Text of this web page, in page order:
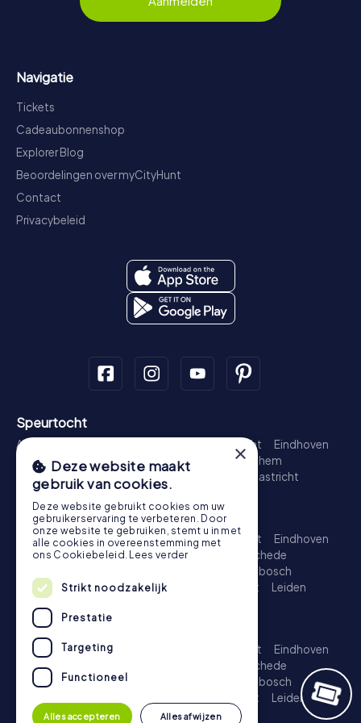
Navigatie
Tickets
Cadeaubonnenshop
Explorer Blog
Beoordelingen over myCityHunt
Contact
Privacybeleid
Speurtocht
Amsterdam Utrecht
Eindhoven
Groningen
Breda Nijmegen Haarlem
Arnhem
Amersfoort
's-Hertogenbosch
Maastricht
Leiden
Dordrecht
Schattenjacht
Amsterdam Rotterdam Den Haag Utrecht
Eindhoven
Groningen
Almere Breda Nijmegen
Enschede
's-Hertogenbosch
Apeldoorn
Zwolle Zoetermeer Maastricht
Leiden
Escape Game
Amsterdam Rotterdam Utrecht
Eindhoven
Groningen
Enschede
Haarlem
Arnhem Amersfoort
's-Hertogenbosch
Maastricht
Leiden
Dordrecht
×
Deze website maakt
gebruik van cookies.
Deze website gebruikt cookies om uw
gebruikerservaring te verbeteren. Door
onze website te gebruiken, stemt u in met
alle cookies in overeenstemming met
ons Cookiebeleid. Lees verder
Strikt noodzakelijk
Prestatie
Targeting
Functioneel
Alles accepteren Alles afwijzen